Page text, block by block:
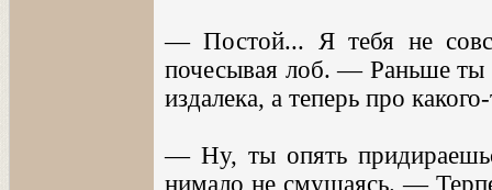
— Постой... Я тебя не
почесывая лоб. — Раньше ты
издалека, а теперь про
— Ну, ты опять
нимало не смущаясь. —